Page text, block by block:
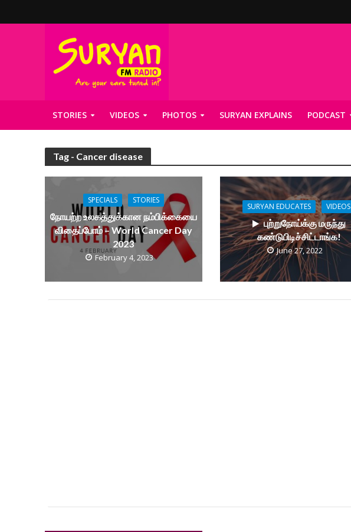
STORIES VIDEOS PHOTOS SURYAN EXPLAINS PODCAST
Tag - Cancer disease
SPECIALS STORIES
நோயற்ற உலகத்துக்கான நம்பிக்கையை
விதைப்போம் – World Cancer Day
2023
February 4, 2023
SURYAN EDUCATES VIDEOS
புற்றுநோய்க்கு மருந்து
கண்டுபிடிச்சிட்டாங்க!
June 27, 2022